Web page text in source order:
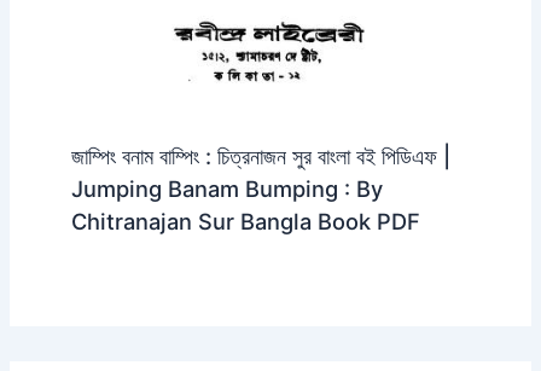
জাম্পিং বনাম বাম্পিং : চিত্রনাজন সুর বাংলা বই পিডিএফ |
Jumping Banam Bumping : By
Chitranajan Sur Bangla Book PDF